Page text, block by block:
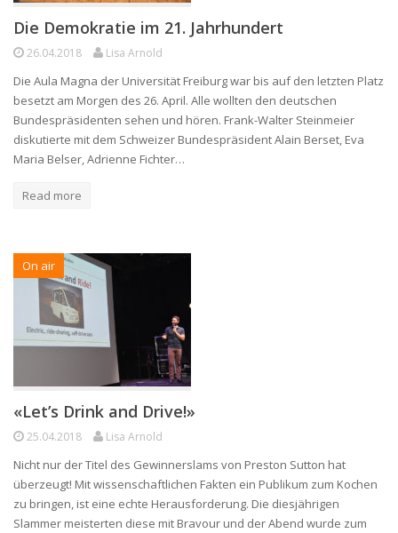
Die Demokratie im 21. Jahrhundert
26.04.2018 Lisa Arnold
Die Aula Magna der Universität Freiburg war bis auf den letzten Platz
besetzt am Morgen des 26. April. Alle wollten den deutschen
Bundespräsidenten sehen und hören. Frank-Walter Steinmeier
diskutierte mit dem Schweizer Bundespräsident Alain Berset, Eva
Maria Belser, Adrienne Fichter…
Read more
On air
«Let’s Drink and Drive!»
25.04.2018 Lisa Arnold
Nicht nur der Titel des Gewinnerslams von Preston Sutton hat
überzeugt! Mit wissenschaftlichen Fakten ein Publikum zum Kochen
zu bringen, ist eine echte Herausforderung. Die diesjährigen
Slammer meisterten diese mit Bravour und der Abend wurde zum